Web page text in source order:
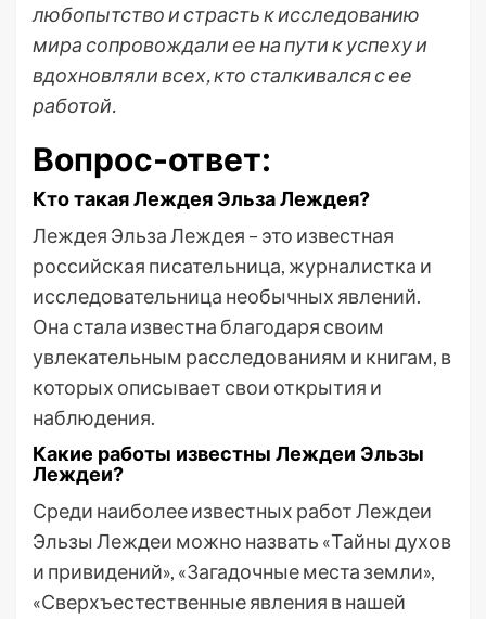
любопытство и страсть к исследованию
мира сопровождали ее на пути к успеху и
вдохновляли всех, кто сталкивался с ее
работой.
Вопрос-ответ:
Кто такая Леждея Эльза Леждея?
Леждея Эльза Леждея – это известная
российская писательница, журналистка и
исследовательница необычных явлений.
Она стала известна благодаря своим
увлекательным расследованиям и книгам, в
которых описывает свои открытия и
наблюдения.
Какие работы известны Леждеи Эльзы
Леждеи?
Среди наиболее известных работ Леждеи
Эльзы Леждеи можно назвать «Тайны духов
и привидений», «Загадочные места земли»,
«Сверхъестественные явления в нашей